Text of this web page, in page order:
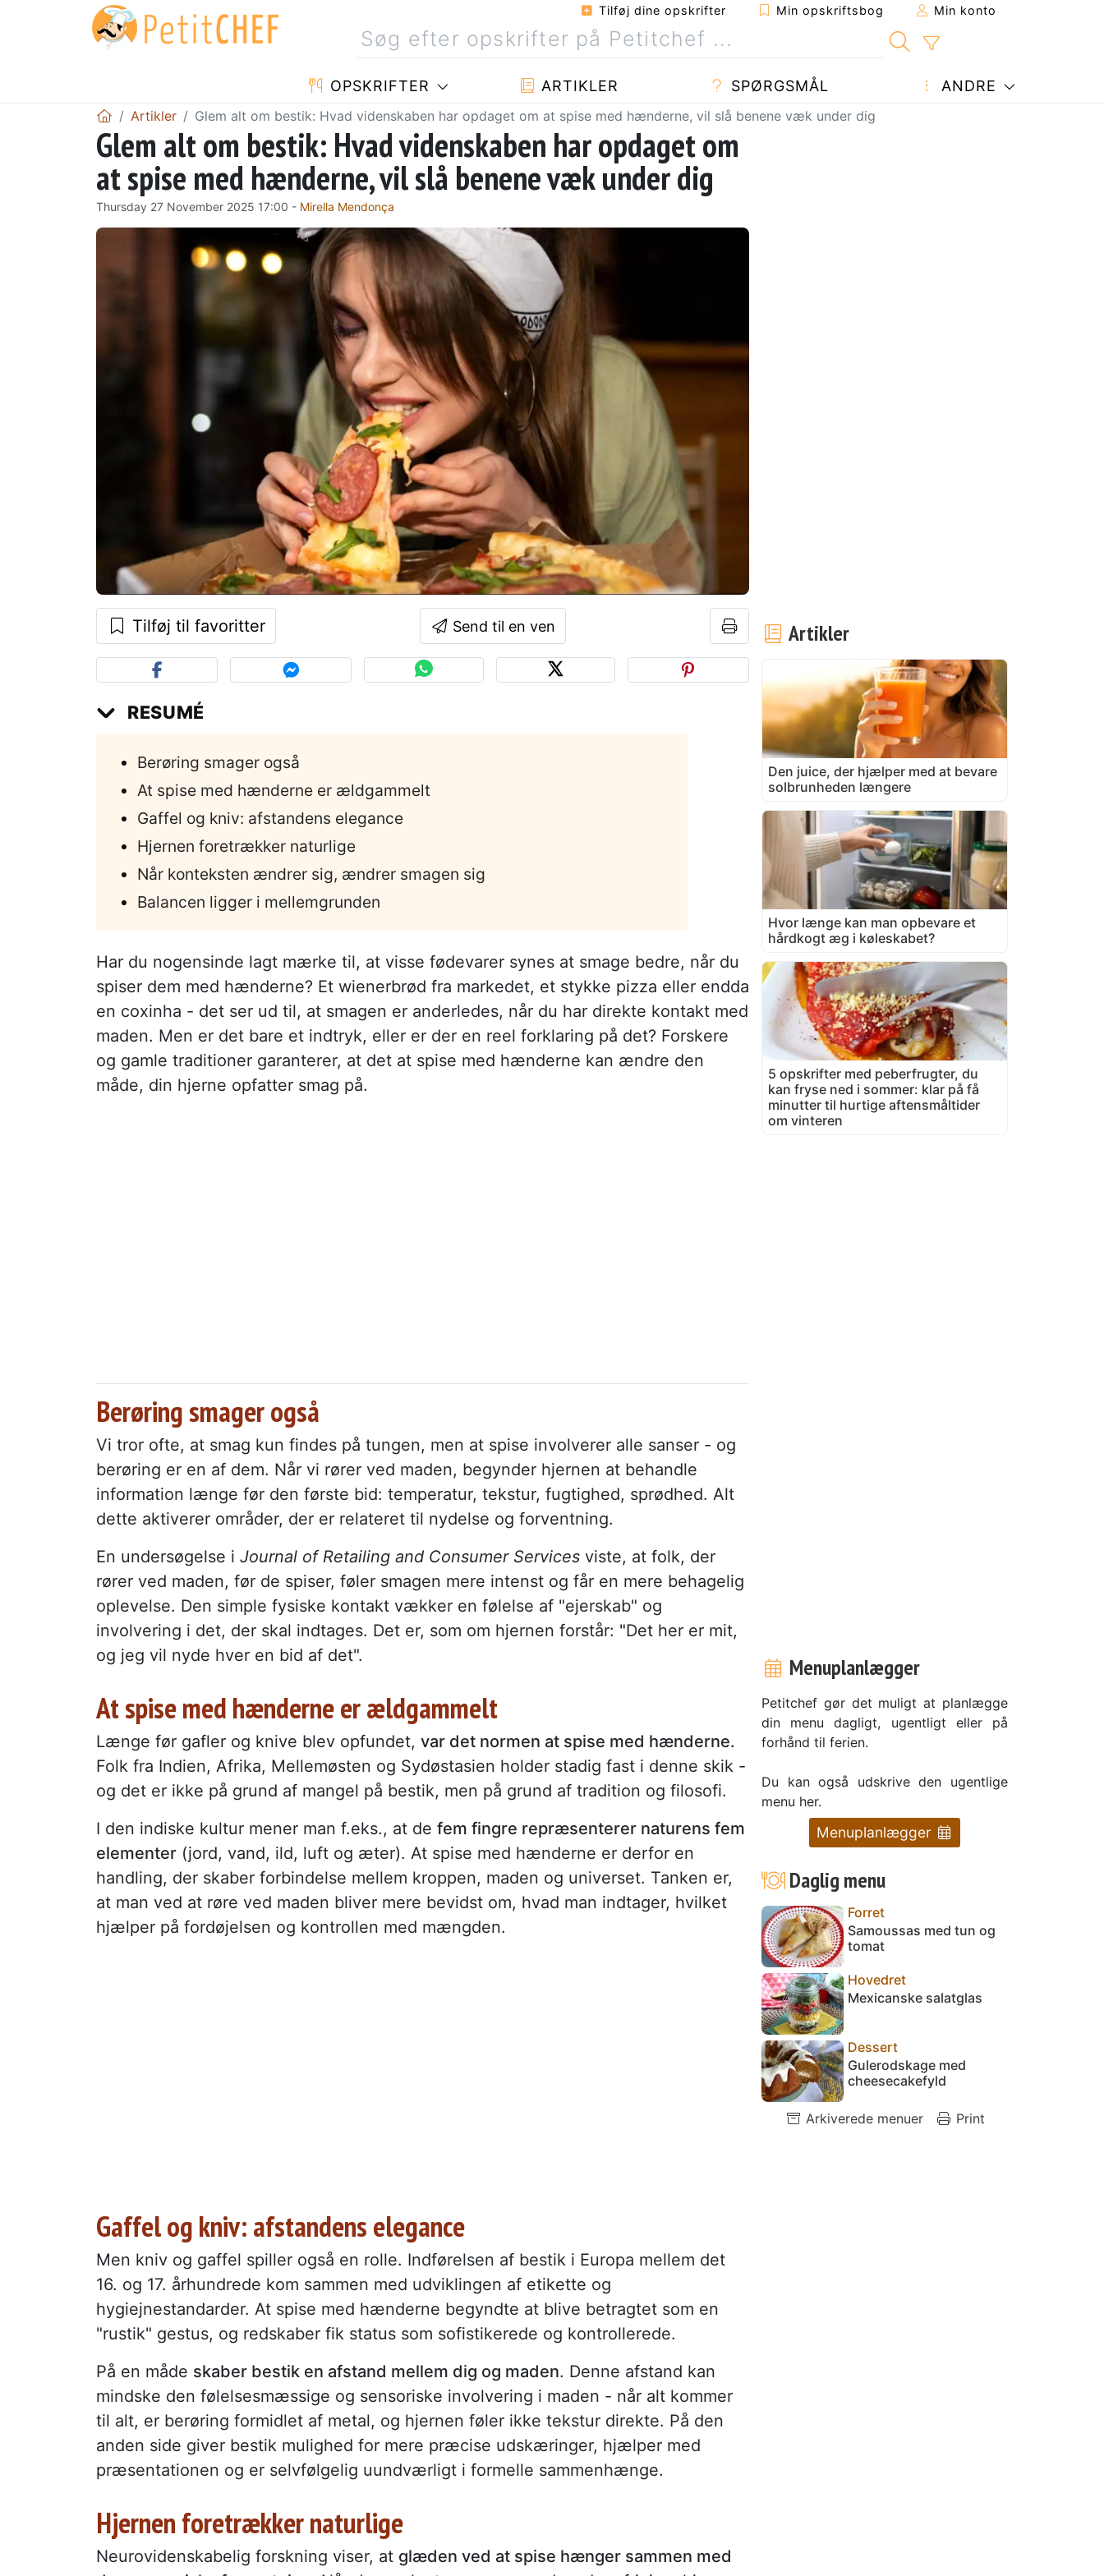
Tilføj dine opskrifter Min opskriftsbog Min konto
OPSKRIFTER ARTIKLER SPØRGSMÅL ANDRE
Artikler Glem alt om bestik: Hvad videnskaben har opdaget om at spise med hænderne, vil slå benene væk under dig
Glem alt om bestik: Hvad videnskaben har opdaget om
at spise med hænderne, vil slå benene væk under dig
Thursday 27 November 2025 17:00 - Mirella Mendonça
Tilføj til favoritter Send til en ven
RESUMÉ
Berøring smager også
At spise med hænderne er ældgammelt
Gaffel og kniv: afstandens elegance
Hjernen foretrækker naturlige
Når konteksten ændrer sig, ændrer smagen sig
Balancen ligger i mellemgrunden
Har du nogensinde lagt mærke til, at visse fødevarer synes at smage bedre, når du
spiser dem med hænderne? Et wienerbrød fra markedet, et stykke pizza eller endda
en coxinha - det ser ud til, at smagen er anderledes, når du har direkte kontakt med
maden. Men er det bare et indtryk, eller er der en reel forklaring på det? Forskere
og gamle traditioner garanterer, at det at spise med hænderne kan ændre den
måde, din hjerne opfatter smag på.
Berøring smager også
Vi tror ofte, at smag kun findes på tungen, men at spise involverer alle sanser - og
berøring er en af dem. Når vi rører ved maden, begynder hjernen at behandle
information længe før den første bid: temperatur, tekstur, fugtighed, sprødhed. Alt
dette aktiverer områder, der er relateret til nydelse og forventning.
En undersøgelse i Journal of Retailing and Consumer Services viste, at folk, der
rører ved maden, før de spiser, føler smagen mere intenst og får en mere behagelig
oplevelse. Den simple fysiske kontakt vækker en følelse af "ejerskab" og
involvering i det, der skal indtages. Det er, som om hjernen forstår: "Det her er mit,
og jeg vil nyde hver en bid af det".
At spise med hænderne er ældgammelt
Længe før gafler og knive blev opfundet, var det normen at spise med hænderne.
Folk fra Indien, Afrika, Mellemøsten og Sydøstasien holder stadig fast i denne skik -
og det er ikke på grund af mangel på bestik, men på grund af tradition og filosofi.
I den indiske kultur mener man f.eks., at de fem fingre repræsenterer naturens fem
elementer (jord, vand, ild, luft og æter). At spise med hænderne er derfor en
handling, der skaber forbindelse mellem kroppen, maden og universet. Tanken er,
at man ved at røre ved maden bliver mere bevidst om, hvad man indtager, hvilket
hjælper på fordøjelsen og kontrollen med mængden.
Gaffel og kniv: afstandens elegance
Men kniv og gaffel spiller også en rolle. Indførelsen af bestik i Europa mellem det
16. og 17. århundrede kom sammen med udviklingen af etikette og
hygiejnestandarder. At spise med hænderne begyndte at blive betragtet som en
"rustik" gestus, og redskaber fik status som sofistikerede og kontrollerede.
På en måde skaber bestik en afstand mellem dig og maden. Denne afstand kan
mindske den følelsesmæssige og sensoriske involvering i maden - når alt kommer
til alt, er berøring formidlet af metal, og hjernen føler ikke tekstur direkte. På den
anden side giver bestik mulighed for mere præcise udskæringer, hjælper med
præsentationen og er selvfølgelig uundværligt i formelle sammenhænge.
Hjernen foretrækker naturlige
Neurovidenskabelig forskning viser, at glæden ved at spise hænger sammen med
Artikler
Den juice, der hjælper med at bevare
solbrunheden længere
Hvor længe kan man opbevare et
hårdkogt æg i køleskabet?
5 opskrifter med peberfrugter, du
kan fryse ned i sommer: klar på få
minutter til hurtige aftensmåltider
om vinteren
Menuplanlægger
Petitchef gør det muligt at planlægge
din menu dagligt, ugentligt eller på
forhånd til ferien.
Du kan også udskrive den ugentlige
menu her.
Menuplanlægger
Daglig menu
Forret
Samoussas med tun og
tomat
Hovedret
Mexicanske salatglas
Dessert
Gulerodskage med
cheesecakefyld
Arkiverede menuer Print